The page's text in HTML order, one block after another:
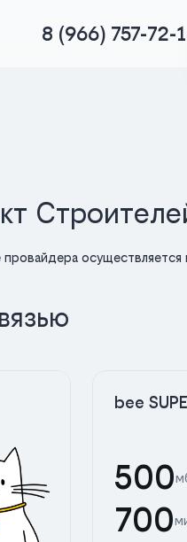
8 (966) 757-72-
осуществляется
bee
500
700